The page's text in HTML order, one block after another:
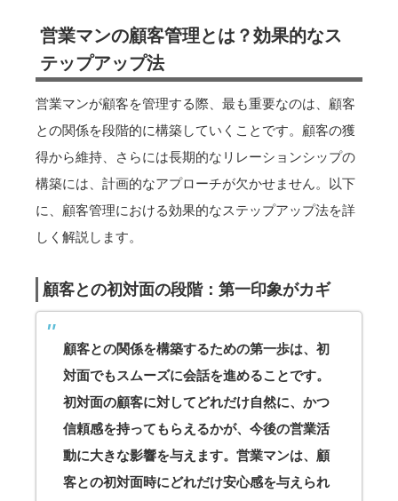
営業マンの顧客管理とは？効果的なス
テップアップ法
営業マンが顧客を管理する際、最も重要なのは、顧客
との関係を段階的に構築していくことです。顧客の獲
得から維持、さらには長期的なリレーションシップの
構築には、計画的なアプローチが欠かせません。以下
に、顧客管理における効果的なステップアップ法を詳
しく解説します。
顧客との初対面の段階：第一印象がカギ
顧客との関係を構築するための第一歩は、初
対面でもスムーズに会話を進めることです。
初対面の顧客に対してどれだけ自然に、かつ
信頼感を持ってもらえるかが、今後の営業活
動に大きな影響を与えます。営業マンは、顧
客との初対面時にどれだけ安心感を与えられ